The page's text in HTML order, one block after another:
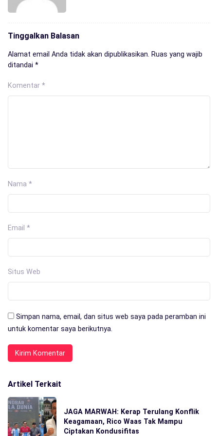
Tinggalkan Balasan
Alamat email Anda tidak akan dipublikasikan. Ruas yang wajib
ditandai *
Komentar *
Nama *
Email *
Situs Web
Simpan nama, email, dan situs web saya pada peramban ini
untuk komentar saya berikutnya.
Artikel Terkait
JAGA MARWAH: Kerap Terulang Konflik
Keagamaan, Rico Waas Tak Mampu
Ciptakan Kondusifitas